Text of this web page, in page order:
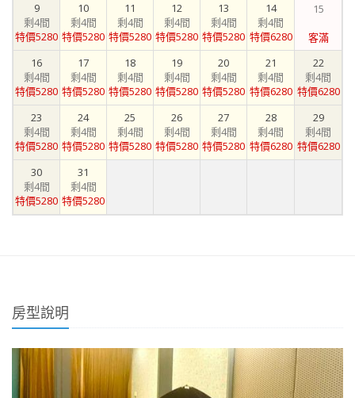
9
剩4間
特價5280
10
剩4間
特價5280
11
剩4間
特價5280
12
剩4間
特價5280
13
剩4間
特價5280
14
剩4間
特價6280
15
客滿
16
剩4間
特價5280
17
剩4間
特價5280
18
剩4間
特價5280
19
剩4間
特價5280
20
剩4間
特價5280
21
剩4間
特價6280
22
剩4間
特價6280
23
剩4間
特價5280
24
剩4間
特價5280
25
剩4間
特價5280
26
剩4間
特價5280
27
剩4間
特價5280
28
剩4間
特價6280
29
剩4間
特價6280
30
剩4間
特價5280
31
剩4間
特價5280
房型說明